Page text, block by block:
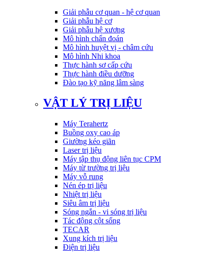
Giải phẫu cơ quan - hệ cơ quan
Giải phẫu hệ cơ
Giải phẫu hệ xương
Mô hình chẩn đoán
Mô hình huyệt vị - châm cứu
Mô hình Nhi khoa
Thực hành sơ cấp cứu
Thực hành điều dưỡng
Đào tạo kỹ năng lâm sàng
VẬT LÝ TRỊ LIỆU
Máy Terahertz
Buồng oxy cao áp
Giường kéo giãn
Laser trị liệu
Máy tập thụ động liên tục CPM
Máy từ trường trị liệu
Máy vỗ rung
Nén ép trị liệu
Nhiệt trị liệu
Siêu âm trị liệu
Sóng ngắn - vi sóng trị liệu
Tác động cột sống
TECAR
Xung kích trị liệu
Điện trị liệu